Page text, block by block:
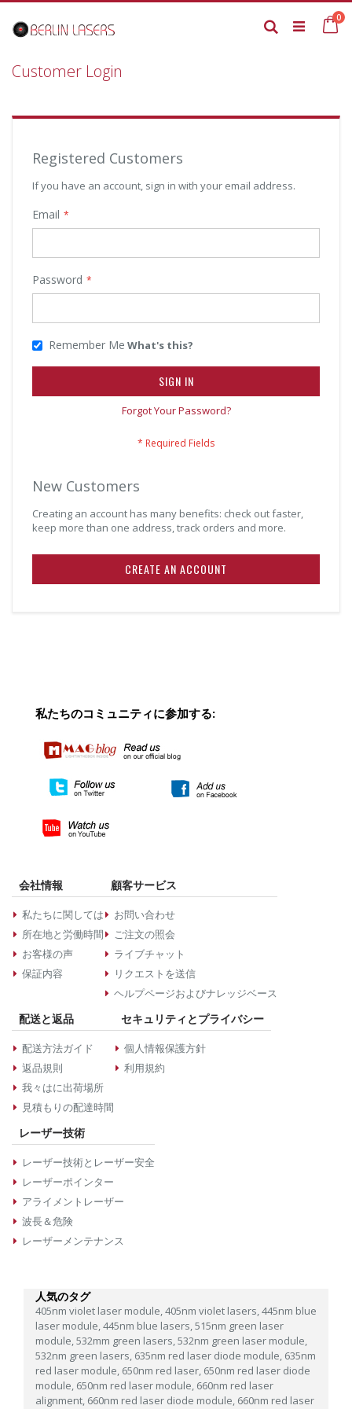
to
Content
0
Search
Customer Login
Registered Customers
If you have an account, sign in with your email address.
Email
Password
Remember Me What's this?
SIGN IN
Forgot Your Password?
New Customers
Creating an account has many benefits: check out faster,
keep more than one address, track orders and more.
CREATE AN ACCOUNT
私たちのコミュニティに参加する:
会社情報
私たちに関しては
所在地と労働時間
お客様の声
保証内容
顧客サービス
お問い合わせ
ご注文の照会
ライブチャット
リクエストを送信
ヘルプページおよびナレッジベース
配送と返品
配送方法ガイド
返品規則
我々はに出荷場所
見積もりの配達時間
セキュリティとプライバシー
個人情報保護方針
利用規約
レーザー技術
レーザー技術とレーザー安全
レーザーポインター
アライメントレーザー
波長＆危険
レーザーメンテナンス
人気のタグ
405nm violet laser module,405nm violet lasers,445nm blue
laser module,445nm blue lasers,515nm green laser
module,532mm green lasers,532nm green laser module,
532nm green lasers, 635nm red laser diode module, 635nm
red laser module, 650nm red laser, 650nm red laser diode
module, 650nm red laser module, 660nm red laser
alignment, 660nm red laser diode module, 660nm red laser